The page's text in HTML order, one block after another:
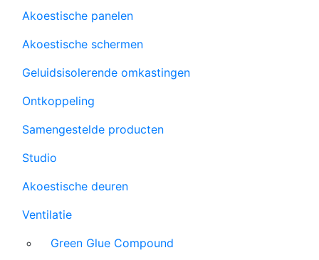
Akoestische panelen
Akoestische schermen
Geluidsisolerende omkastingen
Ontkoppeling
Samengestelde producten
Studio
Akoestische deuren
Ventilatie
Green Glue Compound